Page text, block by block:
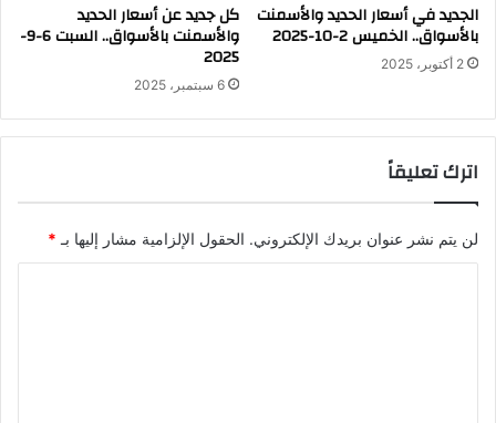
الجديد في أسعار الحديد والأسمنت
بالأسواق.. الخميس 2-10-2025
2 أكتوبر، 2025
كل جديد عن أسعار الحديد
والأسمنت بالأسواق.. السبت 6-9-
2025
6 سبتمبر، 2025
اترك تعليقاً
لن يتم نشر عنوان بريدك الإلكتروني. الحقول الإلزامية مشار إليها بـ *